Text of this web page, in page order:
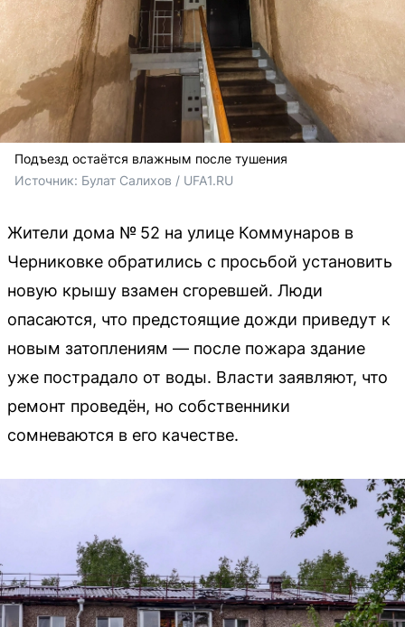
Подъезд остаётся влажным после тушения
Источник: Булат Салихов / UFA1.RU
Жители дома № 52 на улице Коммунаров в
Черниковке обратились с просьбой установить
новую крышу взамен сгоревшей. Люди
опасаются, что предстоящие дожди приведут к
новым затоплениям — после пожара здание
уже пострадало от воды. Власти заявляют, что
ремонт проведён, но собственники
сомневаются в его качестве.